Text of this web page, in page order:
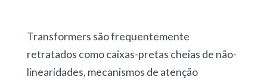
Transformers são frequentemente
retratados como caixas-pretas cheias de não-
linearidades, mecanismos de atenção